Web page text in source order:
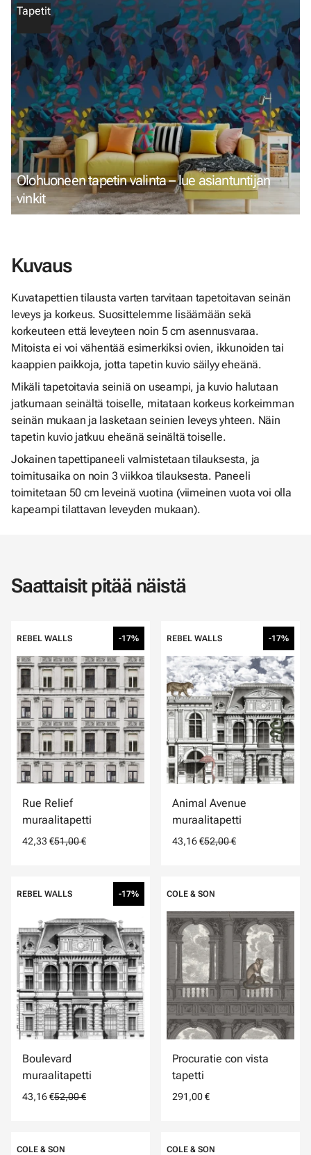
Tapetit
Olohuoneen tapetin valinta – lue asiantuntijan
vinkit
Kuvaus
Kuvatapettien tilausta varten tarvitaan tapetoitavan seinän
leveys ja korkeus. Suosittelemme lisäämään sekä
korkeuteen että leveyteen noin 5 cm asennusvaraa.
Mitoista ei voi vähentää esimerkiksi ovien, ikkunoiden tai
kaappien paikkoja, jotta tapetin kuvio säilyy eheänä.
Mikäli tapetoitavia seiniä on useampi, ja kuvio halutaan
jatkumaan seinältä toiselle, mitataan korkeus korkeimman
seinän mukaan ja lasketaan seinien leveys yhteen. Näin
tapetin kuvio jatkuu eheänä seinältä toiselle.
Jokainen tapettipaneeli valmistetaan tilauksesta, ja
toimitusaika on noin 3 viikkoa tilauksesta. Paneeli
toimitetaan 50 cm leveinä vuotina (viimeinen vuota voi olla
kapeampi tilattavan leveyden mukaan).
Saattaisit pitää näistä
REBEL WALLS -17%
Rue Relief
muraalitapetti
42,33 €51,00 €
REBEL WALLS -17%
Animal Avenue
muraalitapetti
43,16 €52,00 €
REBEL WALLS -17%
Boulevard
muraalitapetti
43,16 €52,00 €
COLE & SON
Procuratie con vista
tapetti
291,00 €
COLE & SON COLE & SON